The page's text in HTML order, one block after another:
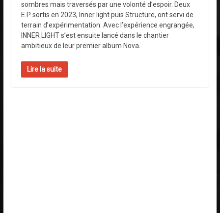
sombres mais traversés par une volonté d’espoir. Deux
E.P sortis en 2023, Inner light puis Structure, ont servi de
terrain d’expérimentation. Avec l’expérience engrangée,
INNER LIGHT s’est ensuite lancé dans le chantier
ambitieux de leur premier album Nova.
Lire la suite